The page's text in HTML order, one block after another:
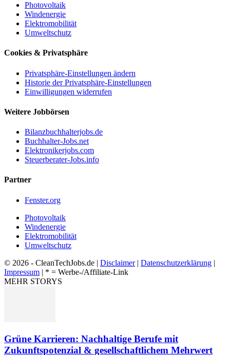
Photovoltaik
Windenergie
Elektromobilität
Umweltschutz
Cookies & Privatsphäre
Privatsphäre-Einstellungen ändern
Historie der Privatsphäre-Einstellungen
Einwilligungen widerrufen
Weitere Jobbörsen
Bilanzbuchhalterjobs.de
Buchhalter-Jobs.net
Elektronikerjobs.com
Steuerberater-Jobs.info
Partner
Fenster.org
Photovoltaik
Windenergie
Elektromobilität
Umweltschutz
© 2026 - CleanTechJobs.de | Disclaimer| Datenschutzerklärung |
Impressum | * = Werbe-/Affiliate-Link
MEHR STORYS
Grüne Karrieren: Nachhaltige Berufe mit
Zukunftspotenzial & gesellschaftlichem Mehrwert